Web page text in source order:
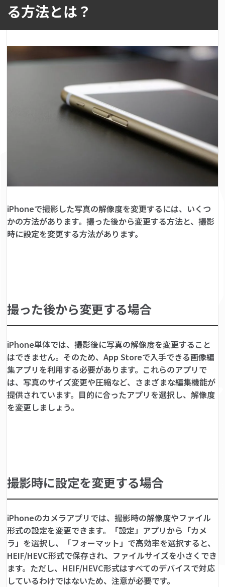
る方法とは？
iPhoneで撮影した写真の解像度を変更するには、いくつ
かの方法があります。撮った後から変更する方法と、撮影
時に設定を変更する方法があります。
撮った後から変更する場合
iPhone単体では、撮影後に写真の解像度を変更すること
はできません。そのため、App Storeで入手できる画像編
集アプリを利用する必要があります。これらのアプリで
は、写真のサイズ変更や圧縮など、さまざまな編集機能が
提供されています。目的に合ったアプリを選択し、解像度
を変更しましょう。
撮影時に設定を変更する場合
iPhoneのカメラアプリでは、撮影時の解像度やファイル
形式の設定を変更できます。「設定」アプリから「カメ
ラ」を選択し、「フォーマット」で高効率を選択すると、
HEIF/HEVC形式で保存され、ファイルサイズを小さくでき
ます。ただし、HEIF/HEVC形式はすべてのデバイスで対応
しているわけではないため、注意が必要です。